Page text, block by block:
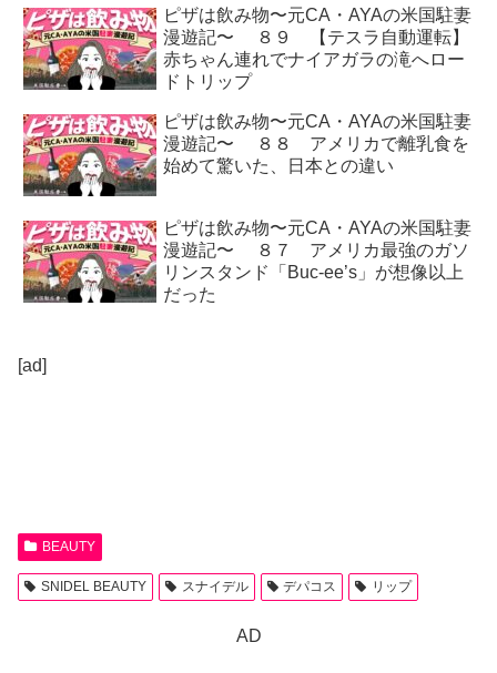
ピザは飲み物〜元CA・AYAの米国駐妻
漫遊記〜 ８９ 【テスラ自動運転】
赤ちゃん連れでナイアガラの滝へロー
ドトリップ
ピザは飲み物〜元CA・AYAの米国駐妻
漫遊記〜 ８８ アメリカで離乳食を
始めて驚いた、日本との違い
ピザは飲み物〜元CA・AYAの米国駐妻
漫遊記〜 ８７ アメリカ最強のガソ
リンスタンド「Buc-ee’s」が想像以上
だった
[ad]
BEAUTY
SNIDEL BEAUTY スナイデル デパコス リップ
AD